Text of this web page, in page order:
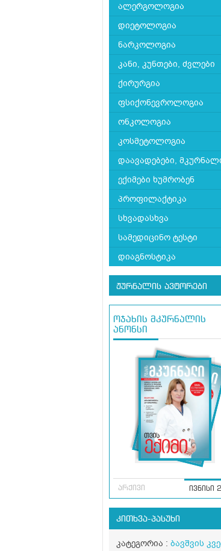
ალერგოლოგია
დიეტოლოგია
ნარკოლოგია
კანი, კუნთები, ძვლები
ქირურგია
ფსიქონევროლოგია
ონკოლოგია
კოსმეტოლოგია
დაავადებები,
ექიმები ხუმრობენ
პროფილაქტიკა
სხვადასხვა
სამედიცინო ტესტი
დიაგნოსტიკა
ჟურნალის ავტორები
ოჯახის მკურნალის
ანონსი
არქივი ივნისი
კითხვა-პასუხი
კატეგორია : ბავშვის